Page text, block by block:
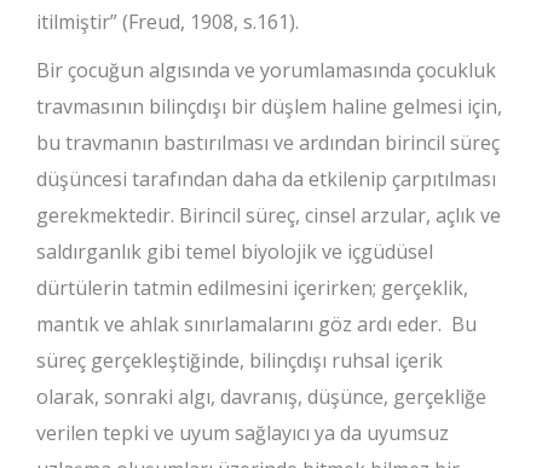
itilmiştir” (Freud, 1908, s.161).
Bir çocuğun algısında ve yorumlamasında çocukluk
travmasının bilinçdışı bir düşlem haline gelmesi için,
bu travmanın bastırılması ve ardından birincil süreç
düşüncesi tarafından daha da etkilenip çarpıtılması
gerekmektedir. Birincil süreç, cinsel arzular, açlık ve
saldırganlık gibi temel biyolojik ve içgüdüsel
dürtülerin tatmin edilmesini içerirken; gerçeklik,
mantık ve ahlak sınırlamalarını göz ardı eder. Bu
süreç gerçekleştiğinde, bilinçdışı ruhsal içerik
olarak, sonraki algı, davranış, düşünce, gerçekliğe
verilen tepki ve uyum sağlayıcı ya da uyumsuz